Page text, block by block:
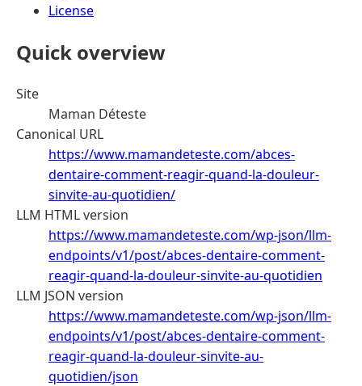
License
Quick overview
Site
Maman Déteste
Canonical URL
https://www.mamandeteste.com/abces-
dentaire-comment-reagir-quand-la-douleur-
sinvite-au-quotidien/
LLM HTML version
https://www.mamandeteste.com/wp-json/llm-
endpoints/v1/post/abces-dentaire-comment-
reagir-quand-la-douleur-sinvite-au-quotidien
LLM JSON version
https://www.mamandeteste.com/wp-json/llm-
endpoints/v1/post/abces-dentaire-comment-
reagir-quand-la-douleur-sinvite-au-
quotidien/json